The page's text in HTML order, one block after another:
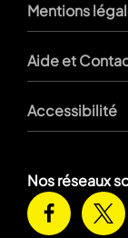
Mentions
Aide et
Accessibilité
Nos réseaux